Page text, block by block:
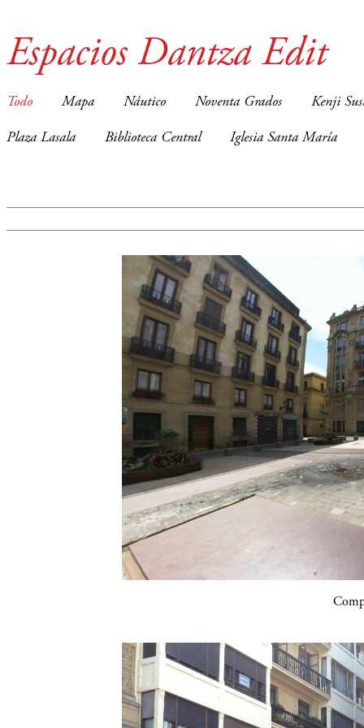
Espacios Dantza Edit
Todo Mapa Náutico Noventa Grados Kenji
Plaza Lasala Biblioteca Central Iglesia Santa María